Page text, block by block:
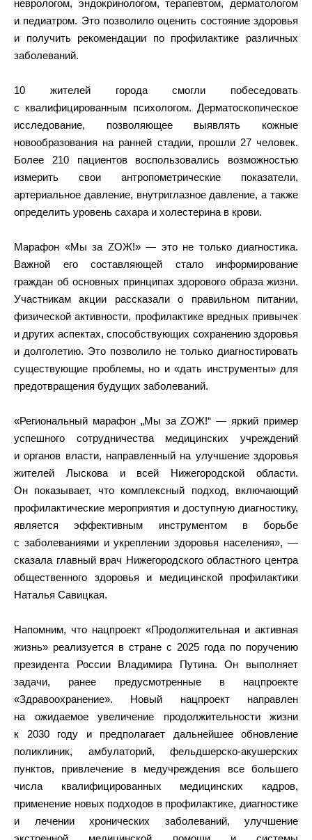
неврологом, эндокринологом, терапевтом, дерматологом
и педиатром. Это позволило оценить состояние здоровья
и получить рекомендации по профилактике различных
заболеваний.
10 жителей города смогли побеседовать
с квалифицированным психологом. Дерматоскопическое
исследование, позволяющее выявлять кожные
новообразования на ранней стадии, прошли 27 человек.
Более 210 пациентов воспользовались возможностью
измерить свои антропометрические показатели,
артериальное давление, внутриглазное давление, а также
определить уровень сахара и холестерина в крови.
Марафон «Мы за ZОЖ!» — это не только диагностика.
Важной его составляющей стало информирование
граждан об основных принципах здорового образа жизни.
Участникам акции рассказали о правильном питании,
физической активности, профилактике вредных привычек
и других аспектах, способствующих сохранению здоровья
и долголетию. Это позволило не только диагностировать
существующие проблемы, но и «дать инструменты» для
предотвращения будущих заболеваний.
«Региональный марафон „Мы за ZОЖ!“ — яркий пример
успешного сотрудничества медицинских учреждений
и органов власти, направленный на улучшение здоровья
жителей Лыскова и всей Нижегородской области.
Он показывает, что комплексный подход, включающий
профилактические мероприятия и доступную диагностику,
является эффективным инструментом в борьбе
с заболеваниями и укреплении здоровья населения», —
сказала главный врач Нижегородского областного центра
общественного здоровья и медицинской профилактики
Наталья Савицкая.
Напомним, что нацпроект «Продолжительная и активная
жизнь» реализуется в стране с 2025 года по поручению
президента России Владимира Путина. Он выполняет
задачи, ранее предусмотренные в нацпроекте
«Здравоохранение». Новый нацпроект направлен
на ожидаемое увеличение продолжительности жизни
к 2030 году и предполагает дальнейшее обновление
поликлиник, амбулаторий, фельдшерско-акушерских
пунктов, привлечение в медучреждения все большего
числа квалифицированных медицинских кадров,
применение новых подходов в профилактике, диагностике
и лечении хронических заболеваний, улучшение